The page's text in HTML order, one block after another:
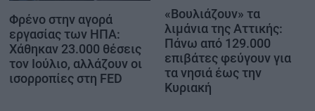
Φρένο στην αγορά
εργασίας των ΗΠΑ:
Χάθηκαν 23.000 θέσεις
τον Ιούλιο, αλλάζουν οι
ισορροπίες στη FED
«Βουλιάζουν» τα
λιμάνια της Αττικής:
Πάνω από 129.000
επιβάτες φεύγουν για
τα νησιά έως την
Κυριακή